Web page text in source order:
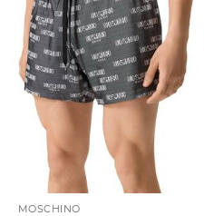
MOSCHINO